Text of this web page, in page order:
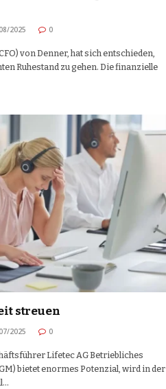
2025 0
von Denner, hat sich entschieden,
Ruhestand zu gehen. Die finanzielle
streuen
2025 0
Lifetec AG Betriebliches
bietet enormes Potenzial, wird in der